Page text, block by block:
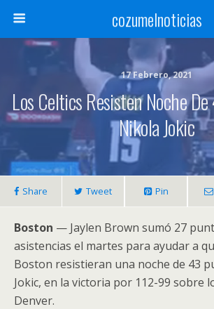
cozumelnoticias
17 Febrero, 2021
Los Celtics Resisten Noche
Nikola Jokic
Share Tweet Pin
Boston — Jaylen Brown sumó 27
asistencias el martes para ayudar a
Boston resistieran una noche de 43
Jokic, en la victoria por 112-99 sobre
Denver.